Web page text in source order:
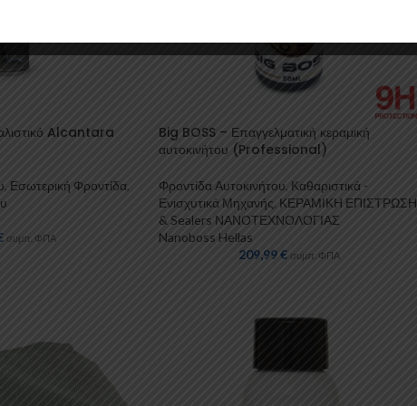
Alcantara
, Εσωτερική Φροντίδα,
συμπ. ΦΠΑ
Big BOSS – Επαγγελματική κεραμική
αυτοκινήτου (Professional)
Φροντίδα Αυτοκινήτου, Καθαριστικά -
Ενισχυτικά Μηχανής, ΚΕΡΑΜΙΚΗ ΕΠΙΣΤΡΩΣΗ
& Sealers ΝΑΝΟΤΕΧΝΟΛΟΓΙΑΣ
Nanoboss Hellas
209,99€ συμπ. ΦΠΑ